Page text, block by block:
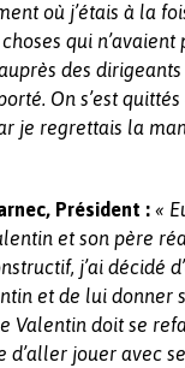
où j’étais à la
qui n’avaient
des dirigeants
On s’est
je regrettais la
Président : «
et son père
j’ai décidé
et de lui donner
Valentin doit se
d’aller jouer avec